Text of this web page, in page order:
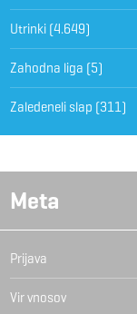
Utrinki(4.649)
Zahodna liga (5)
Zaledeneli slap (311)
Meta
Prijava
Vir vnosov